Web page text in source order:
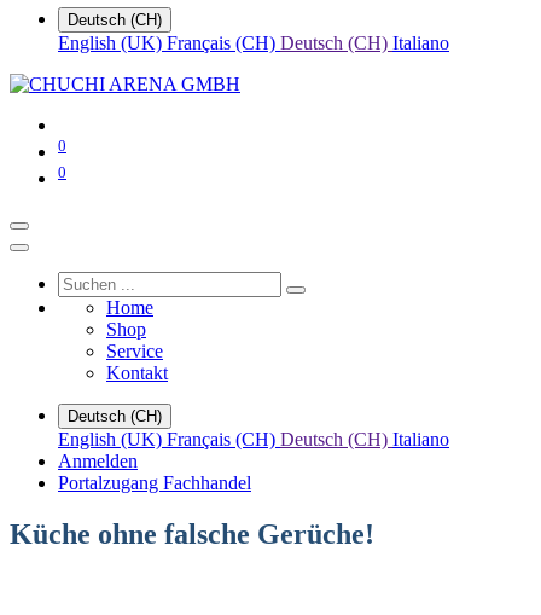
Deutsch (CH)
English (UK) Français (CH) Deutsch (CH) Italiano
0
0
Home
Shop
Service
Kontakt
Deutsch (CH)
English (UK) Français (CH) Deutsch (CH) Italiano
Anmelden
Portalzugang Fachhandel
Küche ohne falsche Gerüche!